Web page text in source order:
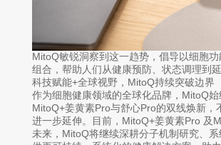
MitoQ敏锐洞察到这一趋势，倡导以细胞
组合，帮助人们从健康预防、状态调理到
科技赋能+全球视野，MitoQ持续突破边界
作为细胞健康领域的全球化品牌，MitoQ
MitoQ+姜黄素Pro与舒心Pro的双线焕新，
进一步延伸。目前，MitoQ+姜黄素Pro 及
未来，MitoQ将继续深耕分子机制研究、